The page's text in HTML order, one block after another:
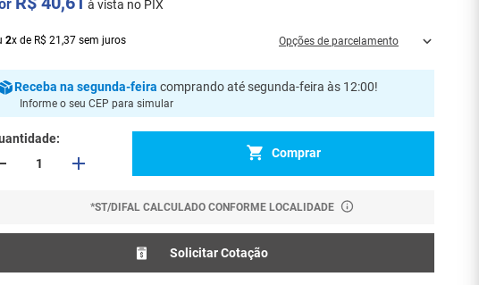
à vista no PIX
2x de R$ 21 ,37 sem juros Opções de parcelamento
Recebana segunda-feira comprando até segunda-feira às 12:00!
Informe o seu CEP para simular
Comprar
*ST/DIFAL CALCULADO CONFORME LOCALIDADE
Solicitar Cotação